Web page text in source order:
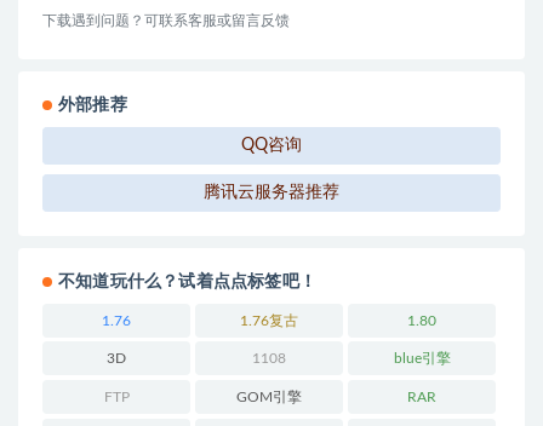
下载遇到问题？可联系客服或留言反馈
外部推荐
QQ咨询
腾讯云服务器推荐
不知道玩什么？试着点点标签吧！
1.76 1.76复古 1.80
3D 1108 blue引擎
FTP GOM引擎 RAR